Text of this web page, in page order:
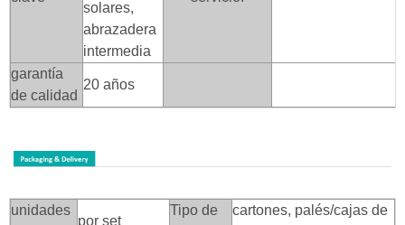
solares,
abrazadera
intermedia
garantía
de calidad
20 años
unidades
por set
Tipo de
cartones, palés/cajas de